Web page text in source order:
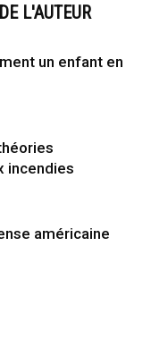
L'AUTEUR
un enfant en
incendies
américaine